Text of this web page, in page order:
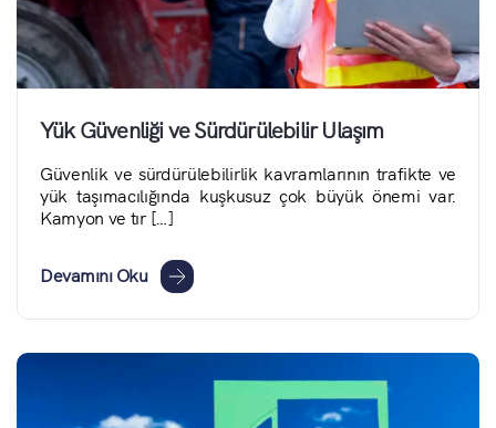
Yük Güvenliği ve Sürdürülebilir Ulaşım
Güvenlik ve sürdürülebilirlik kavramlarının trafikte ve
yük taşımacılığında kuşkusuz çok büyük önemi var.
Kamyon ve tır […]
Devamını Oku